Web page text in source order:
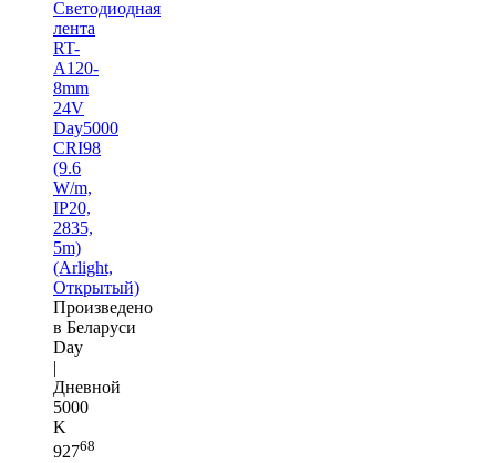
Светодиодная
лента
RT-
A120-
8mm
24V
Day5000
CRI98
(9.6
W/m,
IP20,
2835,
5m)
(Arlight,
Открытый)
Произведено
в Беларуси
Day
|
Дневной
5000
K
92768